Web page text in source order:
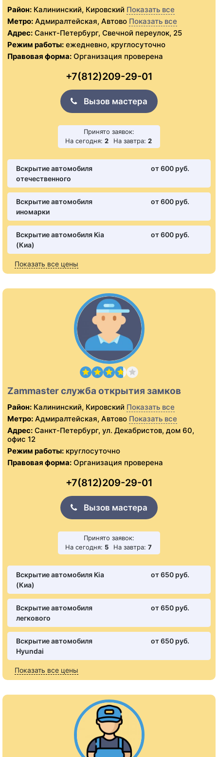
Район: Калининский, Кировский Показать все
Метро: Адмиралтейская, Автово Показать все
Адрес: Санкт-Петербург, Свечной переулок, 25
Режим работы: ежедневно, круглосуточно
Правовая форма: Организация проверена
+7(812)209-29-01
Вызов мастера
Принято заявок:
На сегодня: 2 На завтра: 2
Вскрытие автомобиля
отечественного
от 600 pуб.
Вскрытие автомобиля
иномарки
от 600 pуб.
Вскрытие автомобиля Kia
(Киа)
от 600 pуб.
Показать все цены
Zammaster служба открытия замков
Район: Калининский, Кировский Показать все
Метро: Адмиралтейская, Автово Показать все
Адрес: Санкт-Петербург, ул. Декабристов, дом 60,
офис 12
Режим работы: круглосуточно
Правовая форма: Организация проверена
+7(812)209-29-01
Вызов мастера
Принято заявок:
На сегодня: 5 На завтра: 7
Вскрытие автомобиля Kia
(Киа)
от 650 pуб.
Вскрытие автомобиля
легкового
от 650 pуб.
Вскрытие автомобиля
Hyundai
от 650 pуб.
Показать все цены